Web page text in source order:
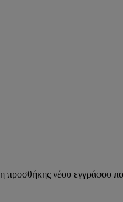
νέου εγγράφου